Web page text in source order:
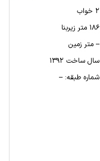
2 خواب
186 متر زیربنا
-- متر زمین
سال ساخت 1392
شماره طبقه: --